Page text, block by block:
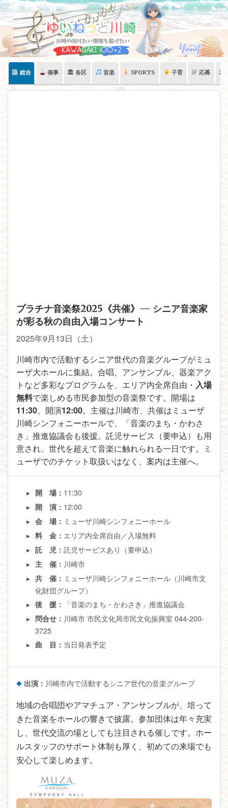
Skip
content
総合 催事 🏛 各区 音楽 SPORTS 子育 応募 🏛
プラチナ音楽祭2025《共催》— シニア音楽家
が彩る秋の自由入場コンサート
2025年9月13日（土）
川崎市内で活動するシニア世代の音楽グループがミュ
ーザ大ホールに集結。合唱、アンサンブル、器楽アク
トなど多彩なプログラムを、エリア内全席自由・ 入場
無料で楽しめる市民参加型の音楽祭です。開場は
11:30、開演12:00。主催は川崎市、共催はミューザ
川崎シンフォニーホールで、「音楽のまち・かわさ
き」推進協議会も後援。託児サービス（要申込）も用
意され、世代を超えて音楽に触れられる一日です。ミ
ューザでのチケット取扱いはなく、案内は主催へ。
開 場： 11:30
開 演： 12:00
会 場： ミューザ川崎シンフォニーホール
料 金： エリア内全席自由／入場無料
託 児：託児サービスあり（要申込）
主 催： 川崎市
共 催： ミューザ川崎シンフォニーホール（川崎市文
化財団グループ）
後 援： 「音楽のまち・かわさき」推進協議会
問合せ： 川崎市 市民文化局市民文化振興室 044-200-
3725
曲 目： 当日発表予定
出演： 川崎市内で活動するシニア世代の音楽グループ
地域の合唱団やアマチュア・アンサンブルが、培って
きた音楽をホールの響きで披露。参加団体は年々充実
し、世代交流の場としても注目される催しです。ホー
ルスタッフのサポート体制も厚く、初めての来場でも
安心して楽しめます。